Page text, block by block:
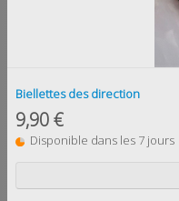
Biellettes des direction
9,90 €
Disponible dans les 7 jours